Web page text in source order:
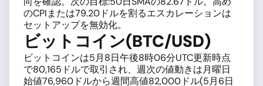
のCPIまたは79.20ドルを割るエスカレーションは
セットアップを無効化。
ビットコイン(BTC/USD)
ビットコインは5月8日午後8時06分UTC更新時点
で80,165ドルで取引され、週次の値動きは月曜日
始値76,960ドルから週間高値82,000ドル(5月6日